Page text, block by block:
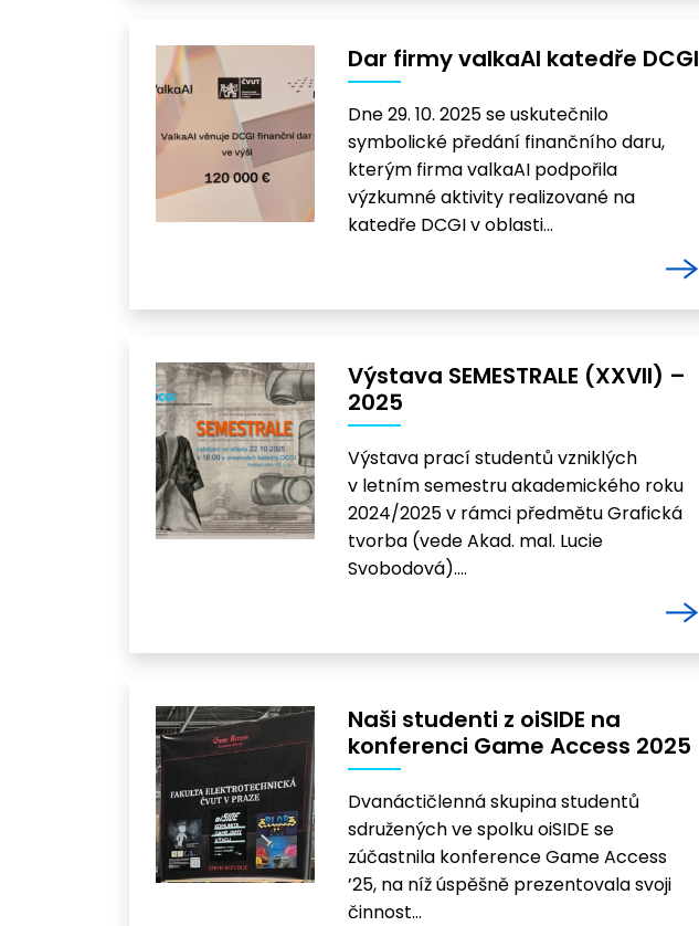
Dar firmy valkaAI katedře DCGI
Dne 29. 10. 2025 se uskutečnilo
symbolické předání finančního daru,
kterým firma valkaAI podpořila
výzkumné aktivity realizované na
katedře DCGI v oblasti…
Výstava SEMESTRALE (XXVII) –
2025
Výstava prací studentů vzniklých
v letním semestru akademického roku
2024/2025 v rámci předmětu Grafická
tvorba (vede Akad. mal. Lucie
Svobodová)….
Naši studenti z oiSIDE na
konferenci Game Access 2025
Dvanáctičlenná skupina studentů
sdružených ve spolku oiSIDE se
zúčastnila konference Game Access
’25, na níž úspěšně prezentovala svoji
činnost…